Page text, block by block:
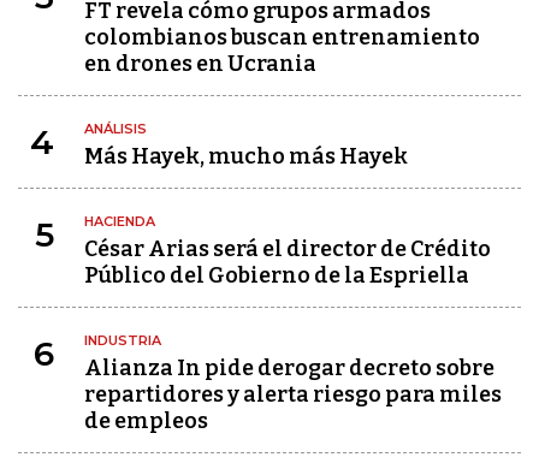
FT revela cómo grupos armados
colombianos buscan entrenamiento
en drones en Ucrania
4 ANÁLISIS
Más Hayek, mucho más Hayek
5 HACIENDA
César Arias será el director de Crédito
Público del Gobierno de la Espriella
6 INDUSTRIA
Alianza In pide derogar decreto sobre
repartidores y alerta riesgo para miles
de empleos